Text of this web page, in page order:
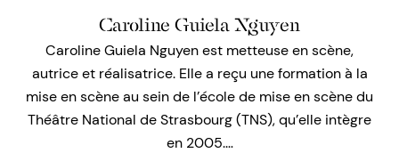
Caroline Guiela Nguyen
Caroline Guiela Nguyen est metteuse en scène,
autrice et réalisatrice. Elle a reçu une formation à la
mise en scène au sein de l’école de mise en scène du
Théâtre National de Strasbourg (TNS), qu’elle intègre
en 2005.…